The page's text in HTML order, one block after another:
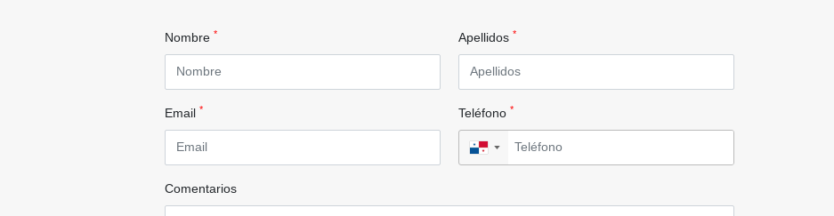
Nombre * Apellidos *
Email * Teléfono *
▼
Comentarios